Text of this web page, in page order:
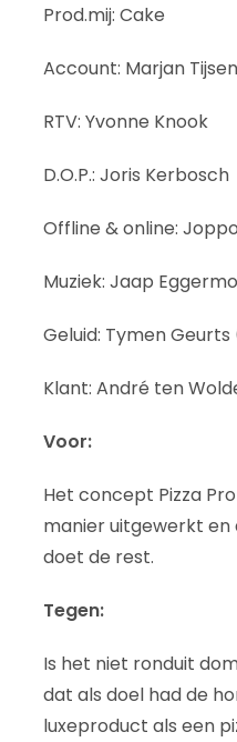
Prod.mij: Cake
Account: Marjan
RTV: Yvonne Knook
D.O.P.: Joris Kerbosch
Offline & online:
Muziek: Jaap
Geluid: Tymen
Klant: André ten
Voor:
Het concept Pizza
manier uitgewerkt en
doet de rest.
Tegen:
Is het niet ronduit
dat als doel had de
luxeproduct als een